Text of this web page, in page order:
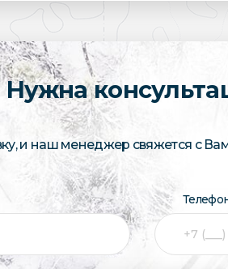
Нужна
и наш менеджер свяжется с